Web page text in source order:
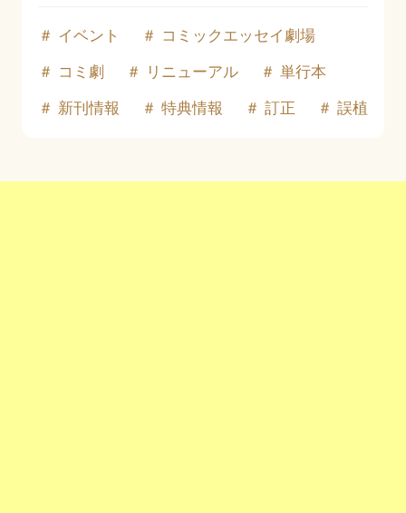
イベント コミックエッセイ劇場
コミ劇 リニューアル 単行本
新刊情報 特典情報 訂正 誤植